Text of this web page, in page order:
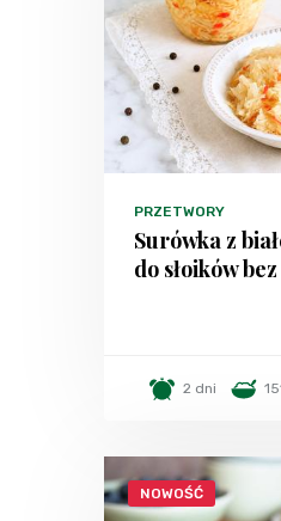
PRZETWORY
Surówka z
do słoików
2 dni
NOWOŚĆ